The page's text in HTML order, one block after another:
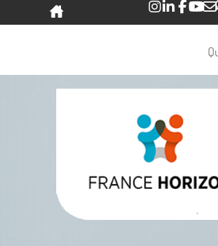
Panneau de gestion des cookies